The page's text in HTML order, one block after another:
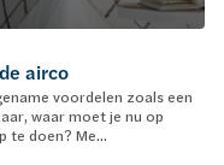
airco
voordelen zoals een
waar moet je nu op
te doen? Me...